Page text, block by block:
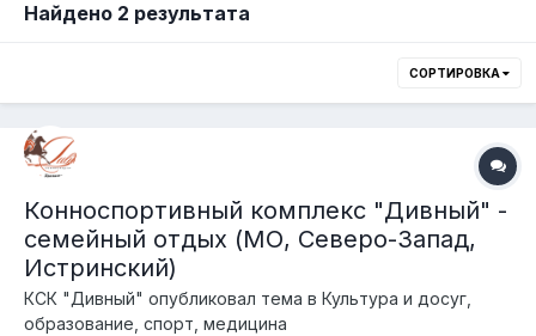
Найдено 2 результата
СОРТИРОВКА
Конноспортивный комплекс "Дивный" -
семейный отдых (МО, Северо-Запад,
Истринский)
КСК "Дивный" опубликовал тема в Культура и досуг,
образование, спорт, медицина